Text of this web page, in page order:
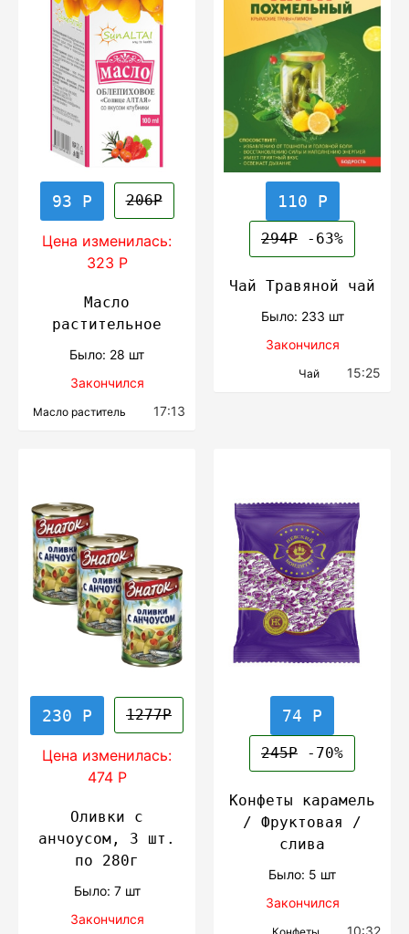
93 Р 206Р
Цена изменилась:
323 Р
Масло
растительное
Было: 28 шт
Закончился
Масло раститель 17:13
110 Р
294Р -63%
Чай Травяной чай
Было: 233 шт
Закончился
Чай 15:25
230 Р 1277Р
Цена изменилась:
474 Р
Оливки с
анчоусом, 3 шт.
по 280г
Было: 7 шт
Закончился
74 Р
245Р -70%
Конфеты карамель
/ Фруктовая /
слива
Было: 5 шт
Закончился
10:32